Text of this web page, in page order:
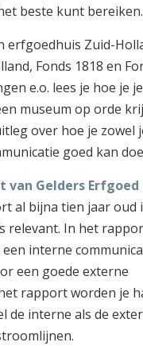
beste kunt bereiken.
erfgoedhuis Zuid-
Fonds 1818 en
e.o. lees je hoe je
museum op orde
over hoe je zowel
goed kan
van Gelders Erfgoed
al bijna tien jaar oud
relevant. In het
interne
een goede externe
rapport worden je
de interne als de